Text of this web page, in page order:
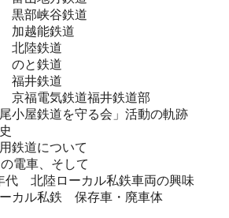
黒部峡谷鉄道
加越能鉄道
北陸鉄道
のと鉄道
福井鉄道
京福電気鉄道福井鉄道部
尾小屋鉄道を守る会」活動の軌跡
鉄道について
電車、そして
代 北陸ローカル私鉄車両の興味
カル私鉄 保存車・廃車体